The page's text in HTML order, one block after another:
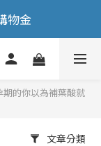
貨！！
物金
貨！！
期的你以為補葉酸就
文章分類